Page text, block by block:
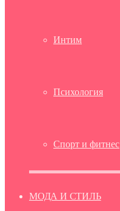
Интим
Психология
Спорт и фитнес
МОДА И СТИЛЬ